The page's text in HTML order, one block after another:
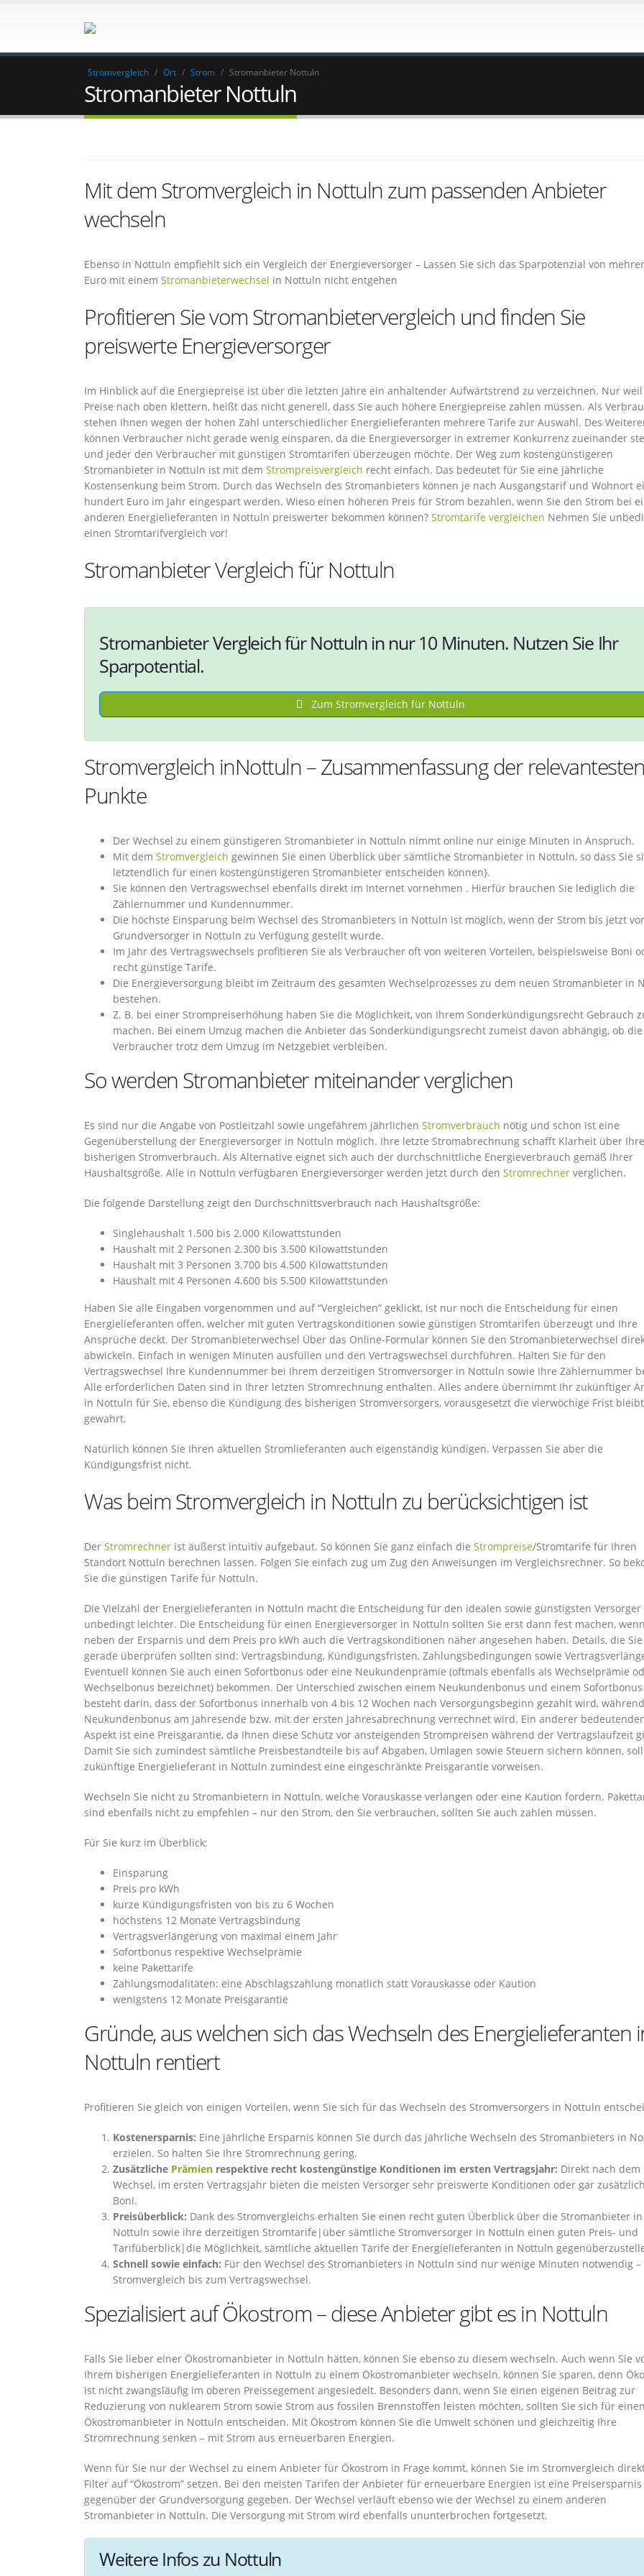
Stromvergleich / Ort / Strom / Stromanbieter Nottuln
Stromanbieter Nottuln
Mit dem Stromvergleich in Nottuln zum passenden Anbieter
wechseln
Ebenso in Nottuln empfiehlt sich ein Vergleich der Energieversorger – Lassen Sie sich das Sparpotenzial von
Euro mit einem Stromanbieterwechsel in Nottuln nicht entgehen
Profitieren Sie vom Stromanbietervergleich und finden Sie
preiswerte Energieversorger
Im Hinblick auf die Energiepreise ist über die letzten Jahre ein anhaltender Aufwärtstrend zu verzeichnen. Nur
Preise nach oben klettern, heißt das nicht generell, dass Sie auch höhere Energiepreise zahlen müssen. Als
stehen Ihnen wegen der hohen Zahl unterschiedlicher Energielieferanten mehrere Tarife zur Auswahl. Des
können Verbraucher nicht gerade wenig einsparen, da die Energieversorger in extremer Konkurrenz zueinander
und jeder den Verbraucher mit günstigen Stromtarifen überzeugen möchte. Der Weg zum kostengünstigeren
Stromanbieter in Nottuln ist mit dem Strompreisvergleich recht einfach. Das bedeutet für Sie eine jährliche
Kostensenkung beim Strom. Durch das Wechseln des Stromanbieters können je nach Ausgangstarif und Wohnort
hundert Euro im Jahr eingespart werden. Wieso einen höheren Preis für Strom bezahlen, wenn Sie den Strom bei
anderen Energielieferanten in Nottuln preiswerter bekommen können? Stromtarife vergleichen Nehmen Sie
einen Stromtarifvergleich vor!
Stromanbieter Vergleich für Nottuln
Stromanbieter Vergleich für Nottuln in nur 10 Minuten. Nutzen Sie Ihr
Sparpotential.
Zum Stromvergleich für Nottuln
Stromvergleich inNottuln – Zusammenfassung der relevantesten
Punkte
Der Wechsel zu einem günstigeren Stromanbieter in Nottuln nimmt online nur einige Minuten in Anspruch.
Mit dem Stromvergleich gewinnen Sie einen Überblick über sämtliche Stromanbieter in Nottuln, so dass Sie
letztendlich für einen kostengünstigeren Stromanbieter entscheiden können}.
Sie können den Vertragswechsel ebenfalls direkt im Internet vornehmen . Hierfür brauchen Sie lediglich die
Zählernummer und Kundennummer.
Die höchste Einsparung beim Wechsel des Stromanbieters in Nottuln ist möglich, wenn der Strom bis jetzt
Grundversorger in Nottuln zu Verfügung gestellt wurde.
Im Jahr des Vertragswechsels profitieren Sie als Verbraucher oft von weiteren Vorteilen, beispielsweise Boni
recht günstige Tarife.
Die Energieversorgung bleibt im Zeitraum des gesamten Wechselprozesses zu dem neuen Stromanbieter in
bestehen.
Z. B. bei einer Strompreiserhöhung haben Sie die Möglichkeit, von Ihrem Sonderkündigungsrecht Gebrauch
machen. Bei einem Umzug machen die Anbieter das Sonderkündigungsrecht zumeist davon abhängig, ob die
Verbraucher trotz dem Umzug im Netzgebiet verbleiben.
So werden Stromanbieter miteinander verglichen
Es sind nur die Angabe von Postleitzahl sowie ungefährem jährlichen Stromverbrauch nötig und schon ist eine
Gegenüberstellung der Energieversorger in Nottuln möglich. Ihre letzte Stromabrechnung schafft Klarheit über
bisherigen Stromverbrauch. Als Alternative eignet sich auch der durchschnittliche Energieverbrauch gemäß Ihrer
Haushaltsgröße. Alle in Nottuln verfügbaren Energieversorger werden jetzt durch den Stromrechner verglichen.
Die folgende Darstellung zeigt den Durchschnittsverbrauch nach Haushaltsgröße:
Singlehaushalt 1.500 bis 2.000 Kilowattstunden
Haushalt mit 2 Personen 2.300 bis 3.500 Kilowattstunden
Haushalt mit 3 Personen 3.700 bis 4.500 Kilowattstunden
Haushalt mit 4 Personen 4.600 bis 5.500 Kilowattstunden
Haben Sie alle Eingaben vorgenommen und auf “Vergleichen” geklickt, ist nur noch die Entscheidung für einen
Energielieferanten offen, welcher mit guten Vertragskonditionen sowie günstigen Stromtarifen überzeugt und Ihre
Ansprüche deckt. Der Stromanbieterwechsel Über das Online-Formular können Sie den Stromanbieterwechsel
abwickeln. Einfach in wenigen Minuten ausfüllen und den Vertragswechsel durchführen. Halten Sie für den
Vertragswechsel Ihre Kundennummer bei Ihrem derzeitigen Stromversorger in Nottuln sowie Ihre Zählernummer
Alle erforderlichen Daten sind in Ihrer letzten Stromrechnung enthalten. Alles andere übernimmt Ihr zukünftiger
in Nottuln für Sie, ebenso die Kündigung des bisherigen Stromversorgers, vorausgesetzt die vierwöchige Frist bleibt
gewahrt.
Natürlich können Sie Ihren aktuellen Stromlieferanten auch eigenständig kündigen. Verpassen Sie aber die
Kündigungsfrist nicht.
Was beim Stromvergleich in Nottuln zu berücksichtigen ist
Der Stromrechner ist äußerst intuitiv aufgebaut. So können Sie ganz einfach die Strompreise/Stromtarife für Ihren
Standort Nottuln berechnen lassen. Folgen Sie einfach zug um Zug den Anweisungen im Vergleichsrechner. So
Sie die günstigen Tarife für Nottuln.
Die Vielzahl der Energielieferanten in Nottuln macht die Entscheidung für den idealen sowie günstigsten
unbedingt leichter. Die Entscheidung für einen Energieversorger in Nottuln sollten Sie erst dann fest machen,
neben der Ersparnis und dem Preis pro kWh auch die Vertragskonditionen näher angesehen haben. Details, die Sie
gerade überprüfen sollten sind: Vertragsbindung, Kündigungsfristen, Zahlungsbedingungen sowie
Eventuell können Sie auch einen Sofortbonus oder eine Neukundenprämie (oftmals ebenfalls als Wechselprämie
Wechselbonus bezeichnet) bekommen. Der Unterschied zwischen einem Neukundenbonus und einem Sofortbonus
besteht darin, dass der Sofortbonus innerhalb von 4 bis 12 Wochen nach Versorgungsbeginn gezahlt wird,
Neukundenbonus am Jahresende bzw. mit der ersten Jahresabrechnung verrechnet wird. Ein anderer bedeutender
Aspekt ist eine Preisgarantie, da Ihnen diese Schutz vor ansteigenden Strompreisen während der Vertragslaufzeit
Damit Sie sich zumindest sämtliche Preisbestandteile bis auf Abgaben, Umlagen sowie Steuern sichern können,
zukünftige Energielieferant in Nottuln zumindest eine eingeschränkte Preisgarantie vorweisen.
Wechseln Sie nicht zu Stromanbietern in Nottuln, welche Vorauskasse verlangen oder eine Kaution fordern.
sind ebenfalls nicht zu empfehlen – nur den Strom, den Sie verbrauchen, sollten Sie auch zahlen müssen.
Für Sie kurz im Überblick:
Einsparung
Preis pro kWh
kurze Kündigungsfristen von bis zu 6 Wochen
höchstens 12 Monate Vertragsbindung
Vertragsverlängerung von maximal einem Jahr
Sofortbonus respektive Wechselprämie
keine Pakettarife
Zahlungsmodalitäten: eine Abschlagszahlung monatlich statt Vorauskasse oder Kaution
wenigstens 12 Monate Preisgarantie
Gründe, aus welchen sich das Wechseln des Energielieferanten
Nottuln rentiert
Profitieren Sie gleich von einigen Vorteilen, wenn Sie sich für das Wechseln des Stromversorgers in Nottuln
Kostenersparnis: Eine jährliche Ersparnis können Sie durch das jährliche Wechseln des Stromanbieters in
erzielen. So halten Sie Ihre Stromrechnung gering.
Zusätzliche Prämien respektive recht kostengünstige Konditionen im ersten Vertragsjahr: Direkt nach dem
Wechsel, im ersten Vertragsjahr bieten die meisten Versorger sehr preiswerte Konditionen oder gar
Boni.
Preisüberblick: Dank des Stromvergleichs erhalten Sie einen recht guten Überblick über die Stromanbieter in
Nottuln sowie ihre derzeitigen Stromtarife|über sämtliche Stromversorger in Nottuln einen guten Preis- und
Tarifüberblick|die Möglichkeit, sämtliche aktuellen Tarife der Energielieferanten in Nottuln
Schnell sowie einfach: Für den Wechsel des Stromanbieters in Nottuln sind nur wenige Minuten notwendig –
Stromvergleich bis zum Vertragswechsel.
Spezialisiert auf Ökostrom – diese Anbieter gibt es in Nottuln
Falls Sie lieber einer Ökostromanbieter in Nottuln hätten, können Sie ebenso zu diesem wechseln. Auch wenn Sie
Ihrem bisherigen Energielieferanten in Nottuln zu einem Ökostromanbieter wechseln, können Sie sparen, denn
ist nicht zwangsläufig im oberen Preissegement angesiedelt. Besonders dann, wenn Sie einen eigenen Beitrag zur
Reduzierung von nuklearem Strom sowie Strom aus fossilen Brennstoffen leisten möchten, sollten Sie sich für einen
Ökostromanbieter in Nottuln entscheiden. Mit Ökostrom können Sie die Umwelt schönen und gleichzeitig Ihre
Stromrechnung senken – mit Strom aus erneuerbaren Energien.
Wenn für Sie nur der Wechsel zu einem Anbieter für Ökostrom in Frage kommt, können Sie im Stromvergleich
Filter auf “Ökostrom” setzen. Bei den meisten Tarifen der Anbieter für erneuerbare Energien ist eine Preisersparnis
gegenüber der Grundversorgung gegeben. Der Wechsel verläuft ebenso wie der Wechsel zu einem anderen
Stromanbieter in Nottuln. Die Versorgung mit Strom wird ebenfalls ununterbrochen fortgesetzt.
Weitere Infos zu Nottuln